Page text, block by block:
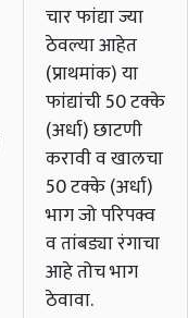
चार फांद्या ज्या
ठेवल्या आहेत
(प्राथमांक) या
फांद्यांची 50 टक्के
(अर्धा) छाटणी
करावी व खालचा
50 टक्के (अर्धा)
भाग जो परिपक्व
व तांबड्या रंगाचा
आहे तोच भाग
ठेवावा.